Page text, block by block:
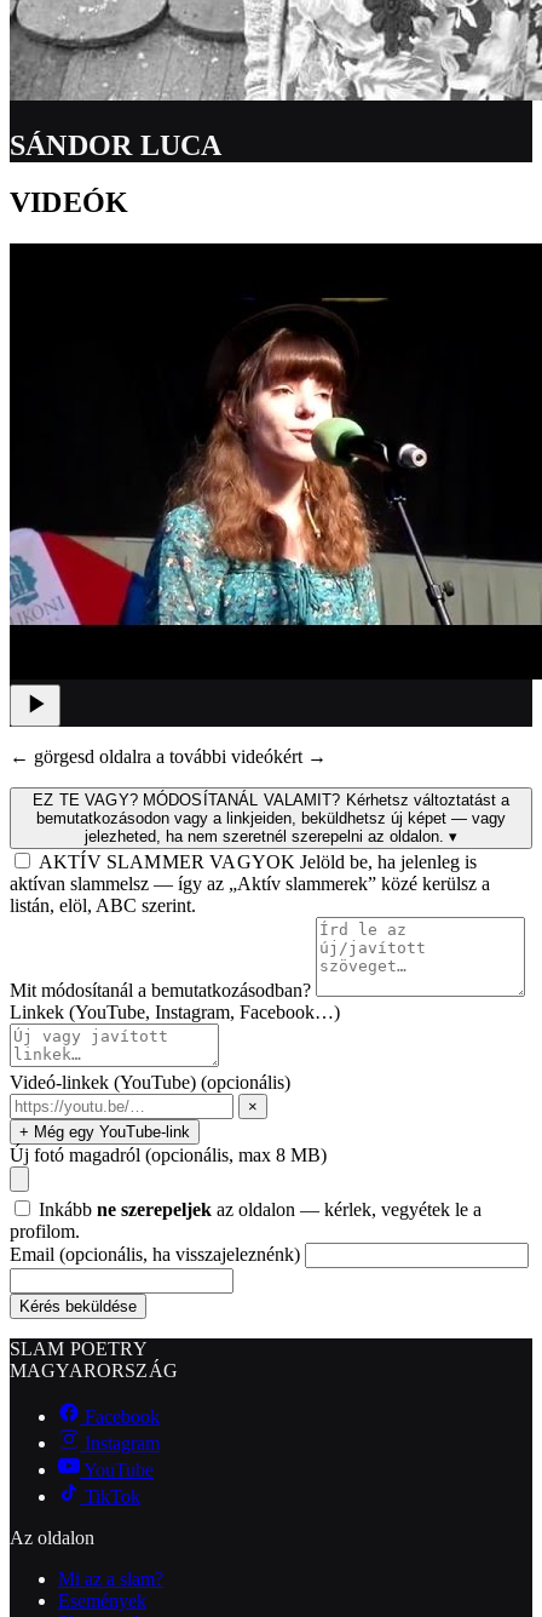
SÁNDOR LUCA
VIDEÓK
← görgesd oldalra a további videókért →
EZ TE VAGY? MÓDOSÍTANÁL VALAMIT? Kérhetsz változtatást a
bemutatkozásodon vagy a linkjeiden, beküldhetsz új képet — vagy
jelezheted, ha nem szeretnél szerepelni az oldalon. ▾
AKTÍV SLAMMER VAGYOK Jelöld be, ha jelenleg is
aktívan slammelsz — így az „Aktív slammerek” közé kerülsz a
listán, elöl, ABC szerint.
Mit módosítanál a bemutatkozásodban?
Linkek (YouTube, Instagram, Facebook…)
Videó-linkek (YouTube) (opcionális)
×
+ Még egy YouTube-link
Új fotó magadról (opcionális, max 8 MB)
Inkább ne szerepeljek az oldalon — kérlek, vegyétek le a
profilom.
Email (opcionális, ha visszajeleznénk)
Kérés beküldése
SLAM POETRY
MAGYARORSZÁG
Facebook
Instagram
YouTube
TikTok
Az oldalon
Mi az a slam?
Események